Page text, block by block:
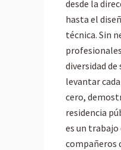
desde la
hasta el
técnica. Sin
diversidad de
levantar
cero,
residencia
es un
compañeros